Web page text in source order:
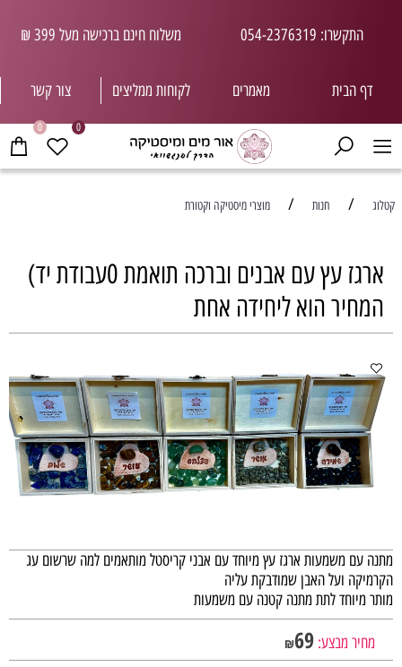
התקשרו: 054-2376319 משלוח חינם ברכישה מעל 399 ₪
דף הבית מאמרים לקוחות ממליצים צור קשר
0 0
קטלוג / חנות / מוצרי מיסטיקה וקטורת
ארגז עץ עם אבנים וברכה תואמת 0עבודת יד)
המחיר הוא ליחידה אחת
מתנה עם משמעות ארגז עץ מיוחד עם אבני קריסטל מותאמים למה שרשום עג
הקרמיקה ועל האבן שמודבקת עליה
מותר מיוחד לתת מתנה קטנה עם משמעות
מחיר מבצע: ₪69